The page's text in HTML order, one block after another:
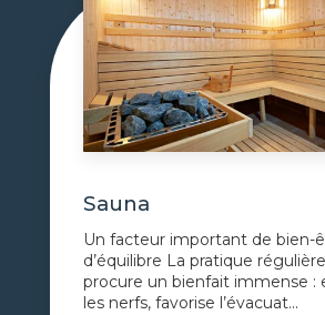
Sauna
Un facteur important de bien-
d’équilibre La pratique
procure un bienfait immense :
les nerfs, favorise l’évacuat...